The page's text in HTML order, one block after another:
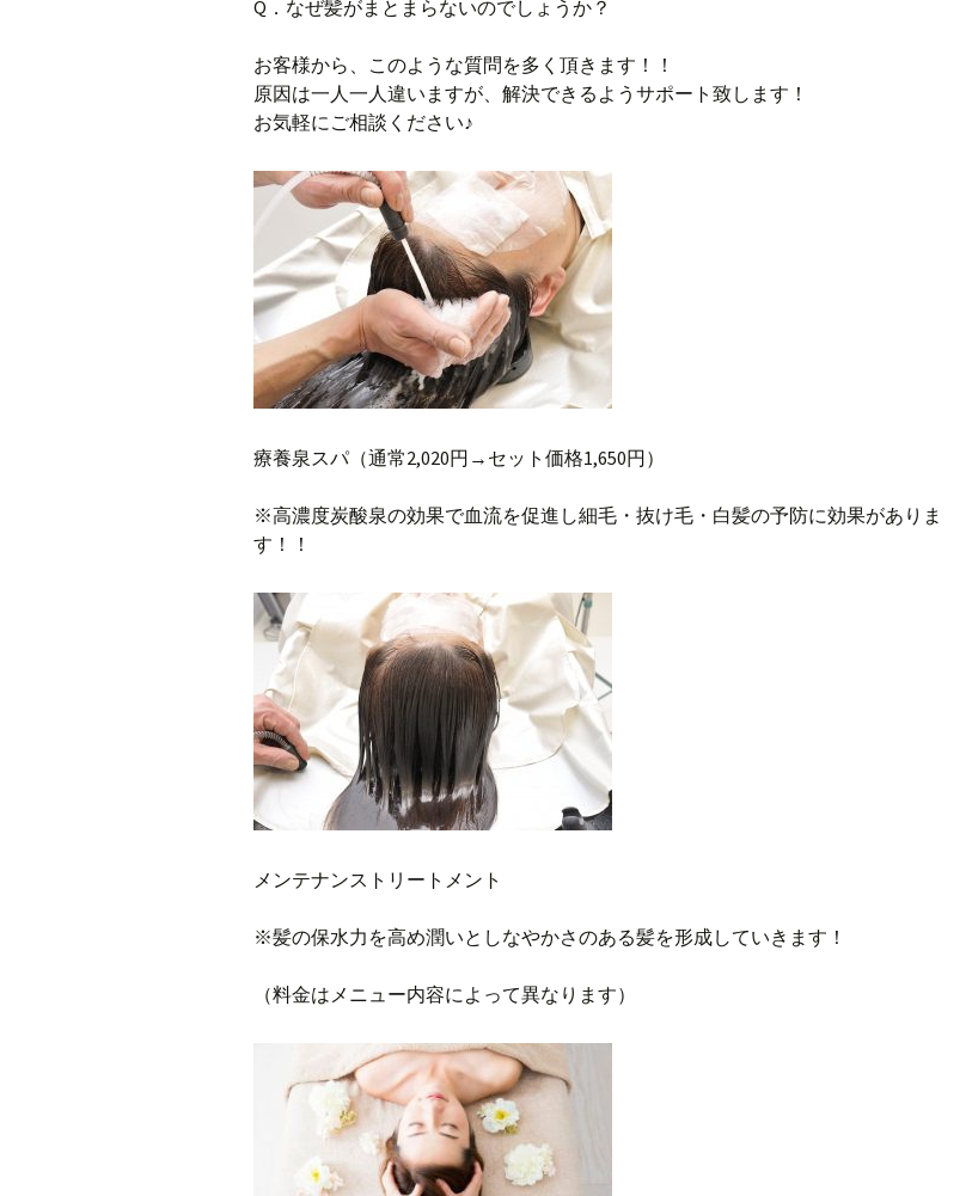
Q．なぜ髪がまとまらないのでしょうか？
お客様から、このような質問を多く頂きます！！
原因は一人一人違いますが、解決できるようサポート致します！
お気軽にご相談ください♪
療養泉スパ（通常2,020円→セット価格1,650円）
※高濃度炭酸泉の効果で血流を促進し細毛・抜け毛・白髪の予防に効果がありま
す！！
メンテナンストリートメント
※髪の保水力を高め潤いとしなやかさのある髪を形成していきます！
（料金はメニュー内容によって異なります）